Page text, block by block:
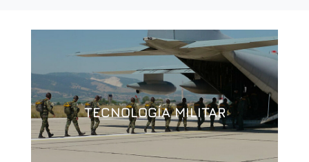
TECNOLOGÍA MILITAR